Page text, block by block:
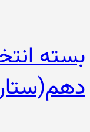
بسته